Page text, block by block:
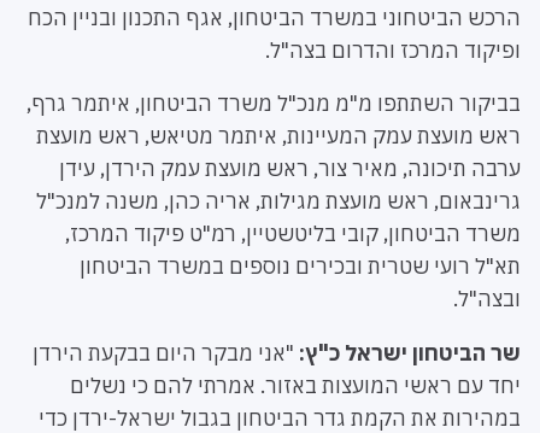
הרכש הביטחוני במשרד הביטחון, אגף התכנון ובניין הכח
ופיקוד המרכז והדרום בצה"ל.
בביקור השתתפו מ"מ מנכ"ל משרד הביטחון, איתמר גרף,
ראש מועצת עמק המעיינות, איתמר מטיאש, ראש מועצת
ערבה תיכונה, מאיר צור, ראש מועצת עמק הירדן, עידן
גרינבאום, ראש מועצת מגילות, אריה כהן, משנה למנכ"ל
משרד הביטחון, קובי בליטשטיין, רמ"ט פיקוד המרכז,
תא"ל רועי שטרית ובכירים נוספים במשרד הביטחון
ובצה"ל.
שר הביטחון ישראל כ"ץ: "אני מבקר היום בבקעת הירדן
יחד עם ראשי המועצות באזור. אמרתי להם כי נשלים
במהירות את הקמת גדר הביטחון בגבול ישראל-ירדן כדי